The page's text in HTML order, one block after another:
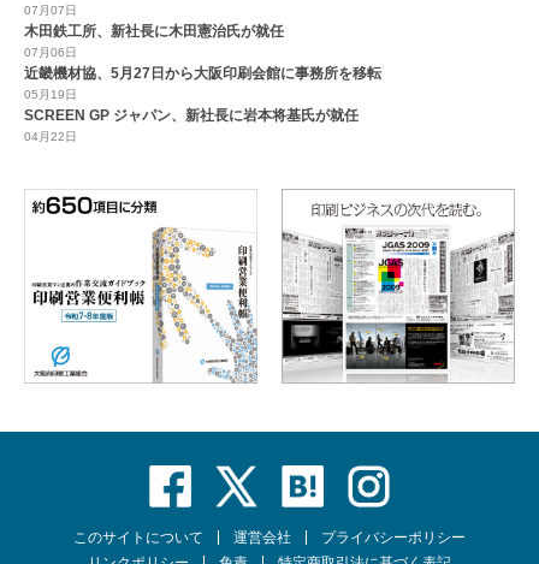
07月07日
木田鉄工所、新社長に木田憲治氏が就任
07月06日
近畿機材協、5月27日から大阪印刷会館に事務所を移転
05月19日
SCREEN GP ジャパン、新社長に岩本将基氏が就任
04月22日
このサイトについて 運営会社
プライバシーポリシー